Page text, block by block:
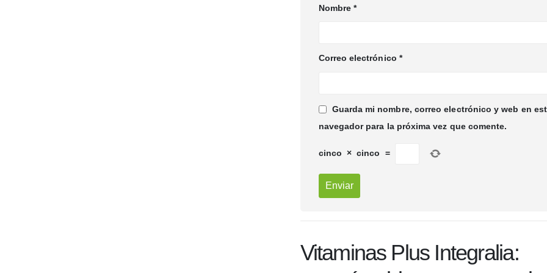
Nombre *
Correo electrónico *
Guarda mi nombre, correo electrónico y web en
navegador para la próxima vez que comente.
cinco × cinco =
Vitaminas Plus Integralia: